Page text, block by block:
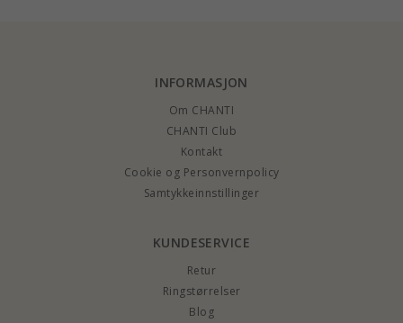
INFORMASJON
Om CHANTI
CHANTI Club
Kontakt
Cookie og Personvernpolicy
Samtykkeinnstillinger
KUNDESERVICE
Retur
Ringstørrelser
Blog